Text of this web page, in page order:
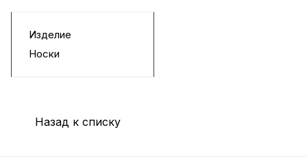
Изделие
Носки
Назад к списку